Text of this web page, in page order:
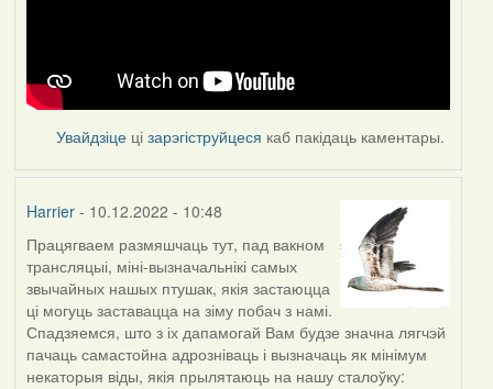
Увайдзіце цізарэгіструйцеся каб пакідаць каментары.
Harrier- 10.12.2022 - 10:48
Працягваем размяшчаць тут, пад вакном
трансляцыі, міні-вызначальнікі самых
звычайных нашых птушак, якія застаюцца
ці могуць заставацца на зіму побач з намі.
Спадзяемся, што з іх дапамогай Вам будзе значна лягчэй
пачаць самастойна адрозніваць і вызначаць як мінімум
некаторыя віды, якія прылятаюць на нашу сталоўку: